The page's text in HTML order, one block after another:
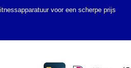
voor een scherpe prijs